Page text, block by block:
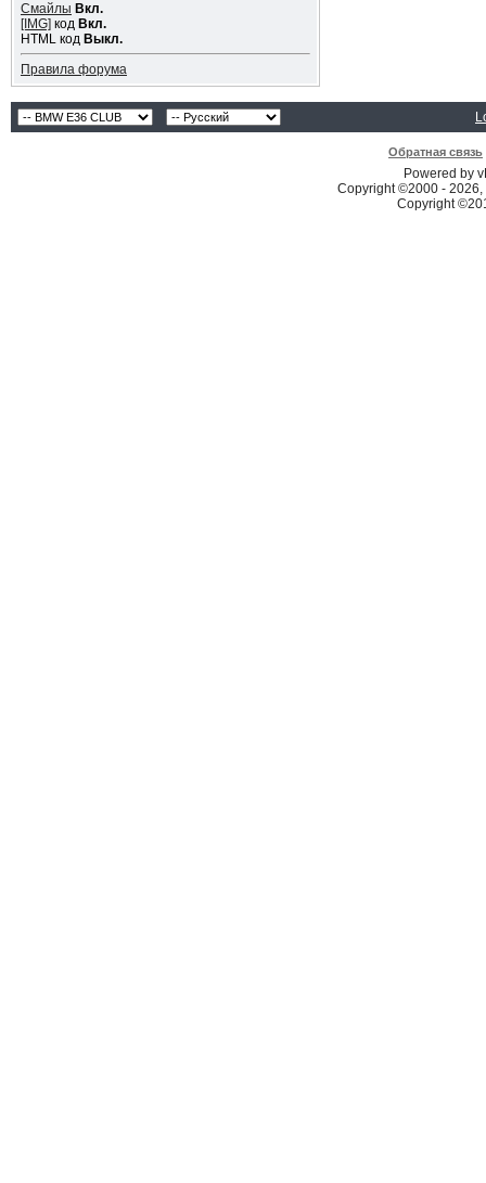
Смайлы Вкл.
[IMG] код Вкл.
HTML код Выкл.
Правила форума
Обратная связь
Powered by
Copyright ©2000 -
Copyright